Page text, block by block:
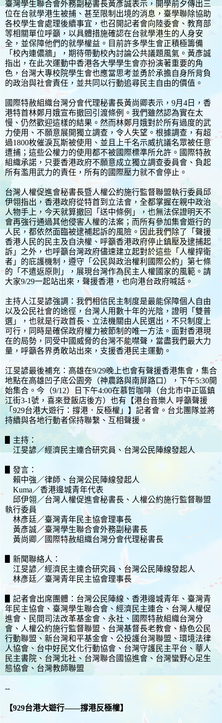
臺灣學生聯合會外務副秘書長黃彥誠表示，開學前夕傳出三
位在台就學港生被捕、甚至限制出境的消息，臺學聯除協助
各校學生會處理後續事宜，也召開記者會向陸委會、教育部
等相關單位呼籲，以具體措施確認在台就學港生的人身安
全，並保障他們的就學權益。目前許多學生會正積極籌備
「校內連儂牆」，期待帶動校內討論公共議題風氣。黃彥誠
指出，在此次運動中香港各大學學生會亦扮演著重要的角
色，台灣大專校院學生會也應當思考並勇於承擔自身所背負
的政治與社會責任，並共同以行動追尋民主自由的價值。
國際特赦組織台灣分會代理秘書長黃尚卿表示，9月4日，香
港特首林鄭月娥宣布撤回引渡條例。我們雖然認為實在太
慢、仍然歡迎這樣的結果。然而林鄭月娥對於所有過度的武
力使用、不願意展開獨立調查，令人失望。根據調查，有超
過1800枚催淚瓦斯被使用、並且上千名示威抗議名眾被任意
遭捕；這些公權力的使用都不被國際標準所允許。國際特赦
組織承諾，只要香港政府不願意成立獨立調查委員會、負起
所有濫用武力的責任，所有的國際壓力就不會停止。
台灣人權促進會秘書長暨人權公約施行監督聯盟執行委員邱
伊翎指出，香港政府從特首到立法會，全都掌握在親中政治
人物手上，今天就算撤回「送中條例」，也無法保證明天不
會再強行通過其他侵害人權的法案；而所有參加集會遊行的
人民，都依然面臨被逮補起訴的風險。因此我們除了「聲援
香港人民的民主及自決權、呼籲香港政府停止鎮壓及逮捕起
訴」之外，也呼籲台灣政府儘速建立起對於這些「人權捍衛
者」的庇護機制，遵守「公民與政治權利國際公約」第七條
的「不遣返原則」，展現台灣作為民主人權國家的風範。請
大家9/29一起站出來，聲援香港，也向港台政府喊話。
主持人江旻諺強調：我們相信民主制度是最能保障個人自由
以及公民社會的途徑，台灣人用數十年的光陰，證明「雙普
選」，也就是行政首長、立法機關由人民選出，不只制度上
可行，同時是確保政府權力被節制的唯一方法。面對香港現
在的局勢，同受中國威脅的台灣不能噤聲，當盡我們最大力
量，呼籲各界勇敢站出來，支援香港民主運動。
江旻諺最後補充：高雄在9/29晚上也會有聲援香港集會，集合
地點在高雄凹子底公園旁（神農路與南屏路口），下午5:30開
始集合。今（9/12）日下午4:00在慕哲咖啡（台北市中正區鎮
江街3-1號，喜來登飯店後方）也有【港台音樂人 呼籲聲援
「929台港大遊行：撐港．反極權」】記者會。台北團隊並將
持續與各地行動者保持聯繫、互相聲援。
▋主持：
江旻諺／經濟民主連合研究員、台灣公民陣線發起人
▋發言：
賴中強／律師、台灣公民陣線發起人
Kuma／香港邊城青年代表
邱伊翎／台灣人權促進會秘書長、人權公約施行監督聯盟
執行委員
林彥廷／臺灣青年民主協會理事長
黃彥誠／臺灣學生聯合會外務副秘書長
黃尚卿／國際特赦組織台灣分會代理秘書長
▋新聞聯絡人：
江旻諺／經濟民主連合研究員、台灣公民陣線發起人
林彥廷／臺灣青年民主協會理事長
▋記者會出席團體：台灣公民陣線、香港邊城青年、臺灣青
年民主協會、臺灣學生聯合會、經濟民主連合、台灣人權促
進會、民間司法改革基金會、永社、國際特赦組織台灣分
會、人權公約施行監督聯盟、台灣基督長老教會、綠色公民
行動聯盟、新台灣和平基金會、公投護台灣聯盟、環境法律
人協會、台中好民文化行動協會、台灣守護民主平台、華人
民主書院、台灣北社、台灣聯合國協進會、台灣蠻野心足生
態協會、台灣教師聯盟
--
【929台港大遊行——撐港反極權】